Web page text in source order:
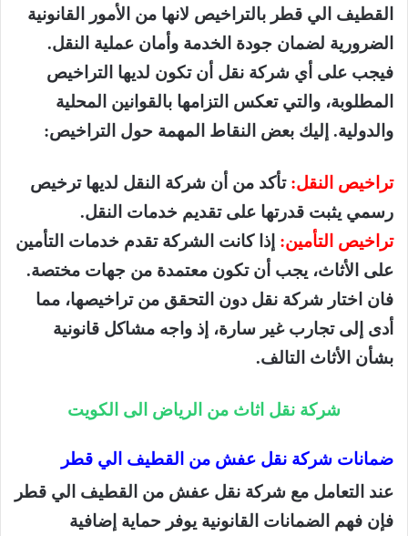
القطيف الي قطر بالتراخيص لانها من الأمور القانونية
الضرورية لضمان جودة الخدمة وأمان عملية النقل.
فيجب على أي شركة نقل أن تكون لديها التراخيص
المطلوبة، والتي تعكس التزامها بالقوانين المحلية
والدولية. إليك بعض النقاط المهمة حول التراخيص:
تراخيص النقل:تأكد من أن شركة النقل لديها ترخيص
رسمي يثبت قدرتها على تقديم خدمات النقل.
تراخيص التأمين: إذا كانت الشركة تقدم خدمات التأمين
على الأثاث، يجب أن تكون معتمدة من جهات مختصة.
فان اختار شركة نقل دون التحقق من تراخيصها، مما
أدى إلى تجارب غير سارة، إذ واجه مشاكل قانونية
بشأن الأثاث التالف.
شركة نقل اثاث من الرياض الى الكويت
ضمانات شركة نقل عفش من القطيف الي قطر
عند التعامل مع شركة نقل عفش من القطيف الي قطر
فإن فهم الضمانات القانونية يوفر حماية إضافية